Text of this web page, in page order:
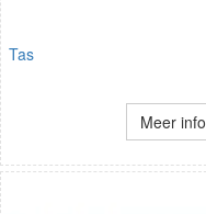
Tas
Meer info